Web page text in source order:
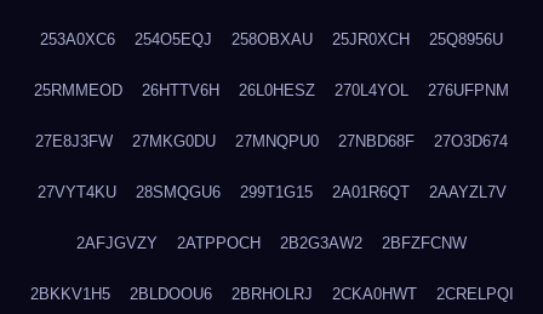
253A0XC6 254O5EQJ 258OBXAU 25JR0XCH 25Q8956U
25RMMEOD 26HTTV6H 26L0HESZ 270L4YOL 276UFPNM
27E8J3FW 27MKG0DU 27MNQPU0 27NBD68F 27O3D674
27VYT4KU 28SMQGU6 299T1G15 2A01R6QT 2AAYZL7V
2AFJGVZY 2ATPPOCH 2B2G3AW2 2BFZFCNW
2BKKV1H5 2BLDOOU6 2BRHOLRJ 2CKA0HWT 2CRELPQI